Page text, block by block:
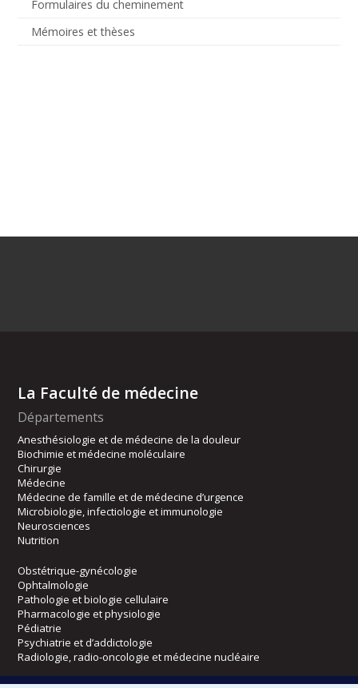
Formulaires du cheminement
Mémoires et thèses
La Faculté de médecine
Départements
Anesthésiologie et de médecine de la douleur
Biochimie et médecine moléculaire
Chirurgie
Médecine
Médecine de famille et de médecine d’urgence
Microbiologie, infectiologie et immunologie
Neurosciences
Nutrition
Obstétrique-gynécologie
Ophtalmologie
Pathologie et biologie cellulaire
Pharmacologie et physiologie
Pédiatrie
Psychiatrie et d’addictologie
Radiologie, radio-oncologie et médecine nucléaire